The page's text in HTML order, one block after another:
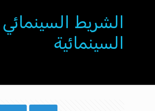
الشريط
السينمائية